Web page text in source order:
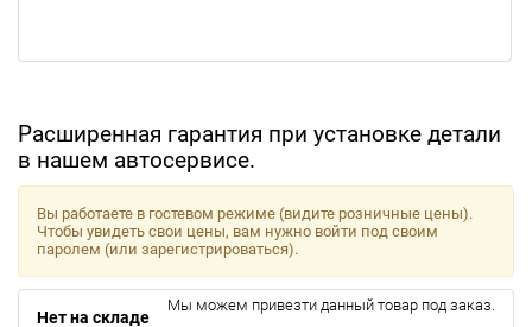
Расширенная гарантия при установке детали
в нашем автосервисе.
Вы работаете в гостевом режиме (видите розничные цены).
Чтобы увидеть свои цены, вам нужно войти под своим
паролем (или зарегистрироваться).
Нет на складе
Мы можем привезти данный товар под заказ.